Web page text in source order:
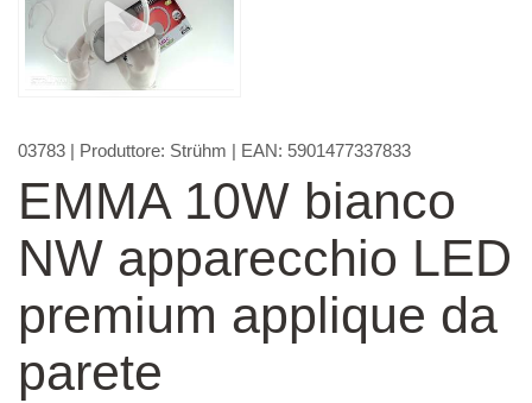
03783 | Produttore: Strühm | EAN: 5901477337833
EMMA 10W bianco
NW apparecchio LED
premium applique da
parete